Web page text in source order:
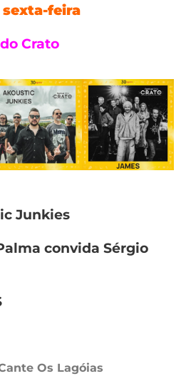
feira
Crato
Junkies
convida Sérgio
Os Lagóias